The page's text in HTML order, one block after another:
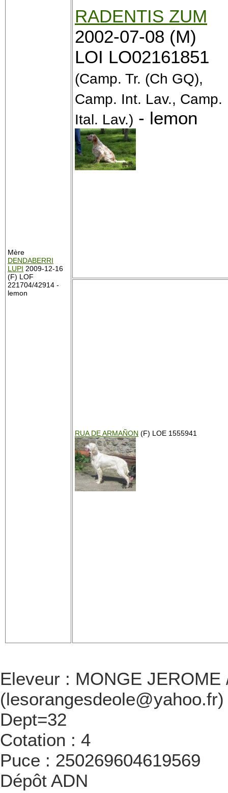
Mère
DENDABERRI
LUPI 2009-12-16
(F) LOF
221704/42914 -
lemon
RADENTIS ZUM
2002-07-08 (M)
LOI LO02161851
(Camp. Tr. (Ch GQ),
Camp. Int. Lav., Camp.
Ital. Lav.) - lemon
RUA DE ARMAÑON (F) LOE 1555941
Eleveur : MONGE
(lesorangesdeole@yahoo.fr)
Dept=32
Cotation : 4
Puce : 250269604619569
Dépôt ADN